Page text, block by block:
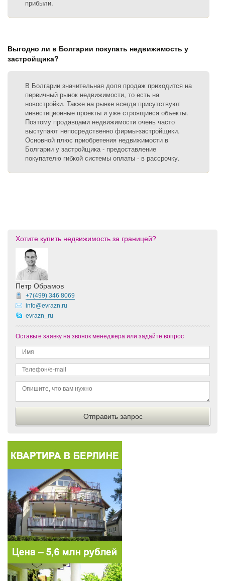
прибыли.
Выгодно ли в Болгарии покупать недвижимость у
застройщика?
В Болгарии значительная доля продаж приходится на
первичный рынок недвижимости, то есть на
новостройки. Также на рынке всегда присутствуют
инвестиционные проекты и уже строящиеся объекты.
Поэтому продавцами недвижимости очень часто
выступают непосредственно фирмы-застройщики.
Основной плюс приобретения недвижимости в
Болгарии у застройщика - предоставление
покупателю гибкой системы оплаты - в рассрочку.
Хотите купить недвижимость за границей?
Петр Обрамов
+7(499) 346 8069
info@evrazn.ru
evrazn_ru
Оставьте заявку на звонок менеджера или задайте вопрос